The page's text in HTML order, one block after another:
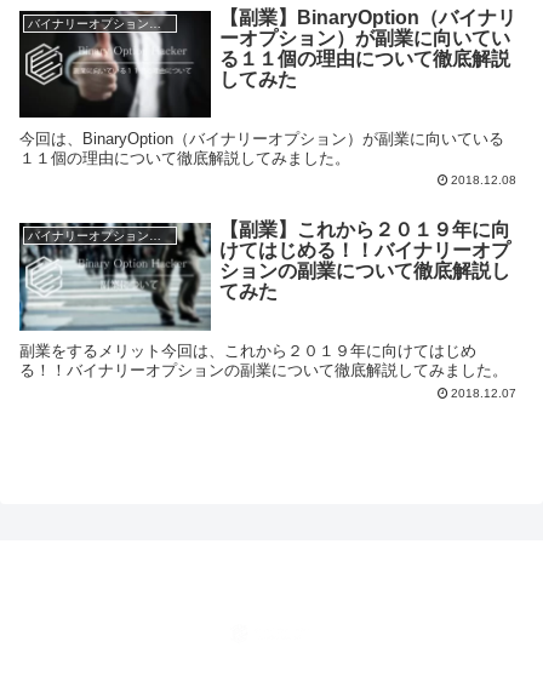
バイナリーオプション副業
【副業】BinaryOption（バイナリ
ーオプション）が副業に向いてい
る１１個の理由について徹底解説
してみた
今回は、BinaryOption（バイナリーオプション）が副業に向いている
１１個の理由について徹底解説してみました。
2018.12.08
【副業】これから２０１９年に向
けてはじめる！！バイナリーオプ
ションの副業について徹底解説し
てみた
副業をするメリット今回は、これから２０１９年に向けてはじめ
る！！バイナリーオプションの副業について徹底解説してみました。
2018.12.07